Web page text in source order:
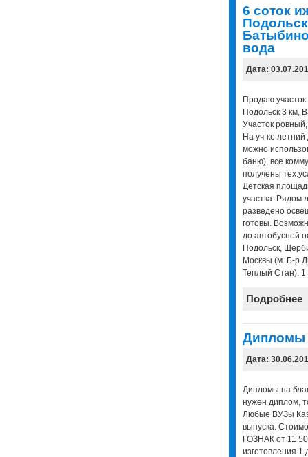
6 соток
Батыбино
вода
Дата:
Продаю участок
Подольск 3 км,
Участок
На уч-ке
можно
баню), все
получены
Детская
участка. Рядом
разведено
готовы.
до автобусной
Подольск,
Москвы (м. Б-р
Теплый Стан). 1
Подробнее
Дипломы
Дата:
Дипломы на
нужен диплом,
Любые ВУЗы
выпуска.
ГОЗНАК от 11
изготовления 1